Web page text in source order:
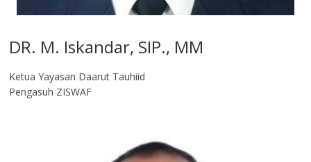
DR. M. Iskandar, SIP., MM
Ketua Yayasan Daarut Tauhiid
Pengasuh ZISWAF